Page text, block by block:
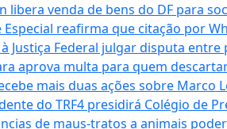
libera venda de bens do DF para
reafirma que citação por
Justiça Federal julgar disputa
aprova multa para quem
mais duas ações sobre Marco
do TRF4 presidirá Colégio de
de maus-tratos a animais